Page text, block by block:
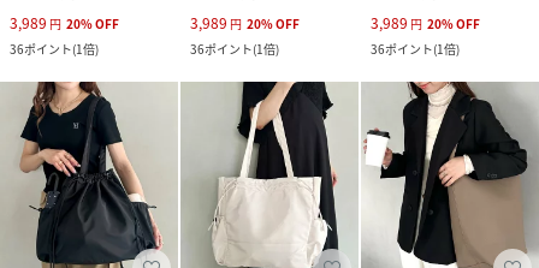
3,989 円 20%OFF
36ポイント(1倍)
3,989 円 20%OFF
36ポイント(1倍)
3,989 円 20%OFF
36ポイント(1倍)